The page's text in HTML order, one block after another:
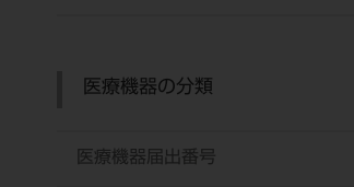
医療機器の分類
医療機器届出番号